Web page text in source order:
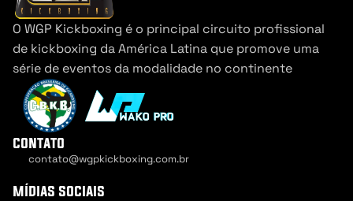
O WGP Kickboxing é o principal circuito profissional
de kickboxing da América Latina que promove uma
série de eventos da modalidade no continente
contato
contato@wgpkickboxing.com.br
mídias sociais